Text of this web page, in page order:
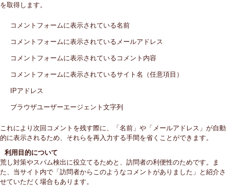
を取得します。
コメントフォームに表示されている名前
コメントフォームに表示されているメールアドレス
コメントフォームに表示されているコメント内容
コメントフォームに表示されているサイト名（任意項目）
IPアドレス
ブラウザユーザーエージェント文字列
これにより次回コメントを残す際に、「名前」や「メールアドレス」が自動
的に表示されるため、それらを再入力する手間を省くことができます。
利用目的について
荒し対策やスパム検出に役立てるためと、訪問者の利便性のためです。ま
た、当サイト内で「訪問者からこのようなコメントがありました」と紹介さ
せていただく場合もあります。